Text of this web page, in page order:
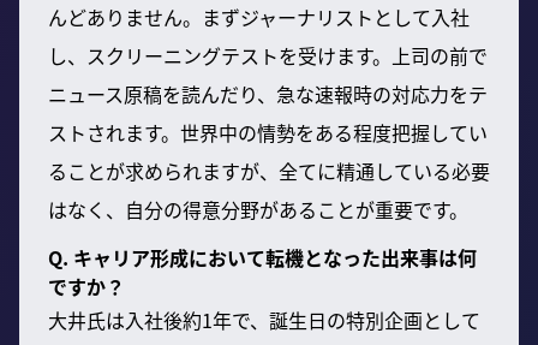
んどありません。まずジャーナリストとして入社
し、スクリーニングテストを受けます。上司の前で
ニュース原稿を読んだり、急な速報時の対応力をテ
ストされます。世界中の情勢をある程度把握してい
ることが求められますが、全てに精通している必要
はなく、自分の得意分野があることが重要です。
Q. キャリア形成において転機となった出来事は何
ですか？
大井氏は入社後約1年で、誕生日の特別企画として